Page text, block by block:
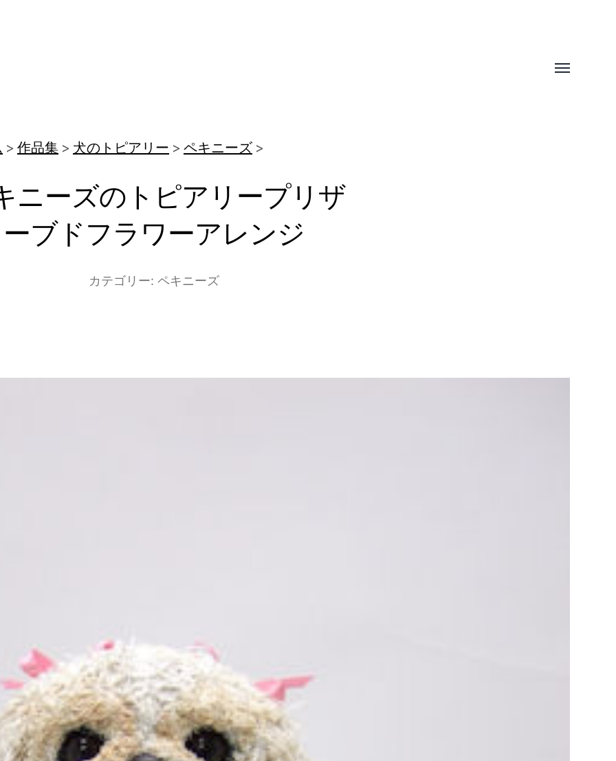
Toggle
作品集 犬のトピアリー ペキニーズ
ニーズのトピアリープリザ
ーブドフラワーアレンジ
カテゴリー: ペキニーズ